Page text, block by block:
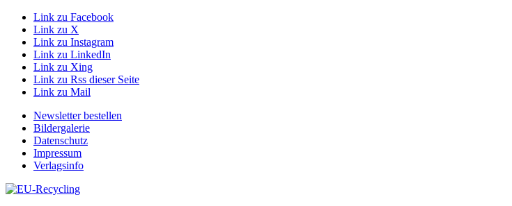
Link zu Facebook
Link zu X
Link zu Instagram
Link zu LinkedIn
Link zu Xing
Link zu Rss dieser Seite
Link zu Mail
Newsletter bestellen
Bildergalerie
Datenschutz
Impressum
Verlagsinfo